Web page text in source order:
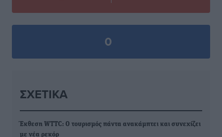
0
ΣΧΕΤΙΚΆ
Έκθεση WTTC: Ο τουρισμός πάντα ανακάμπτει και συνεχίζει
με νέα ρεκόρ